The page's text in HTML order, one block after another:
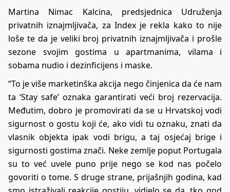
Martina Nimac Kalcina, predsjednica Udruženja
privatnih iznajmljivača, za Index je rekla kako to nije
loše te da je veliki broj privatnih iznajmljivača i prošle
sezone svojim gostima u apartmanima, vilama i
sobama nudio i dezinficijens i maske.
“To je više marketinška akcija nego činjenica da će nam
ta ‘Stay safe’ oznaka garantirati veći broj rezervacija.
Međutim, dobro je promovirati da se u Hrvatskoj vodi
sigurnost o gostu koji će, ako vidi tu oznaku, znati da
vlasnik objekta ipak vodi brigu, a taj osjećaj brige i
sigurnosti gostima znači. Neke zemlje poput Portugala
su to već uvele puno prije nego se kod nas počelo
govoriti o tome. S druge strane, prijašnjih godina, kad